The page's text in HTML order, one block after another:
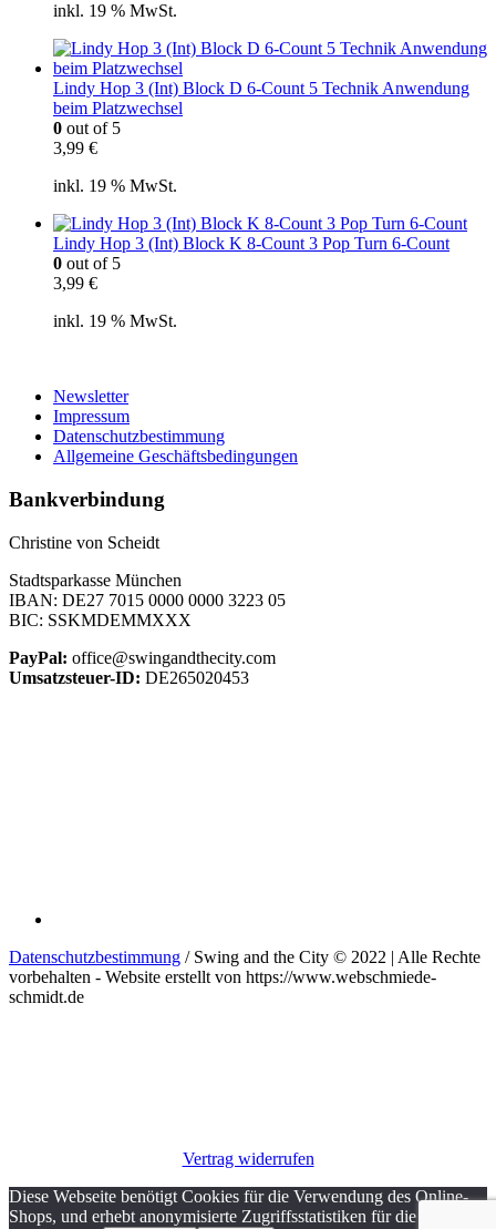
inkl. 19 % MwSt.
Lindy Hop 3 (Int) Block D 6-Count 5 Technik Anwendung
beim Platzwechsel
0 out of 5
3,99 €
inkl. 19 % MwSt.
Lindy Hop 3 (Int) Block K 8-Count 3 Pop Turn 6-Count
0 out of 5
3,99 €
inkl. 19 % MwSt.
Newsletter
Impressum
Datenschutzbestimmung
Allgemeine Geschäftsbedingungen
Bankverbindung
Christine von Scheidt
Stadtsparkasse München
IBAN: DE27 7015 0000 0000 3223 05
BIC: SSKMDEMMXXX
PayPal: office@swingandthecity.com
Umsatzsteuer-ID: DE265020453
Datenschutzbestimmung / Swing and the City © 2022 | Alle Rechte
vorbehalten - Website erstellt von https://www.webschmiede-
schmidt.de
Vertrag widerrufen
Diese Webseite benötigt Cookies für die Verwendung des Online-
Shops, und erhebt anonymisierte Zugriffsstatistiken für die Analyse